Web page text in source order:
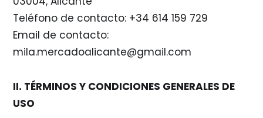
Teléfono de contacto: +34 614 159 729
Email de contacto:
mila.mercadoalicante@gmail.com
II. TÉRMINOS Y CONDICIONES GENERALES DE
USO